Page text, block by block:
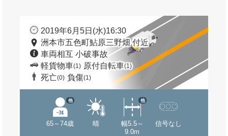
2019年6月5日(水)16:30
洲本市五色町鮎原三野畑 付近
車両相互 小破事故
軽貨物車(1) 原付自転車(1)
死亡(0) 負傷(1)
65～74歳
他
晴
幅5.5～
9.0m
他
信号なし